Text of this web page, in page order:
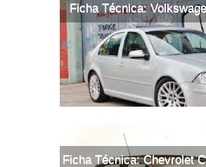
Ficha Técnica:
Ficha Técnica: Chevrolet